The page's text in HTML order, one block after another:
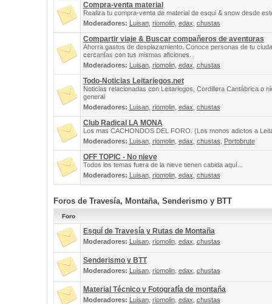
Compra-venta material
Realiza tu compra-venta de material de esqui & snow desde
Moderadores: Luisan, riomolin, edax chustas
Compartir viaje & Buscar compañeros de aventuras
Ahorra gastos de desplazamiento. Conoce personas de tu
cercanías con tus mismas aficiones.
Moderadores: Luisan, riomolin, edax chustas
Todo-Noticias Leitariegos.net
Noticias relacionadas con Leitariegos, Cordillera Cantábrica o
general
Moderadores: Luisan, riomolin, edax chustas
Club Radical LA MONA
Los mas CACHONDOS DEL FORO. (Los monos adictos a
Moderadores: Luisan, riomolin, edax chustas Portobrute
OFF TOPIC - No nieve
Todos los temas fuera de la nieve tienen cabida aquí...
Moderadores: Luisan, riomolin, edax chustas
Foros de Travesía, Montaña, Senderismo y BTT
Foro
Esquí de Travesía y Rutas de Montaña
Moderadores: Luisan, riomolin, edax chustas
Senderismo y BTT
Moderadores: Luisan, riomolin, edax chustas
Material Técnico y Fotografía de montaña
Moderadores: Luisan, riomolin, edax chustas